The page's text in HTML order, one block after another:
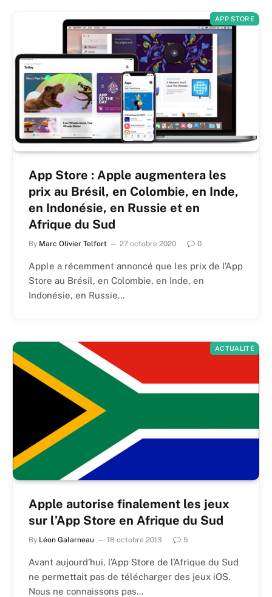
APP STORE
App Store : Apple augmentera les
prix au Brésil, en Colombie, en Inde,
en Indonésie, en Russie et en
Afrique du Sud
By Marc Olivier Telfort 27 octobre 2020 0
Apple a récemment annoncé que les prix de l’App
Store au Brésil, en Colombie, en Inde, en
Indonésie, en Russie…
ACTUALITÉ
Apple autorise finalement les jeux
sur l’App Store en Afrique du Sud
By Léon Galarneau 18 octobre 2013 5
Avant aujourd’hui, l’App Store de l’Afrique du Sud
ne permettait pas de télécharger des jeux iOS.
Nous ne connaissons pas…